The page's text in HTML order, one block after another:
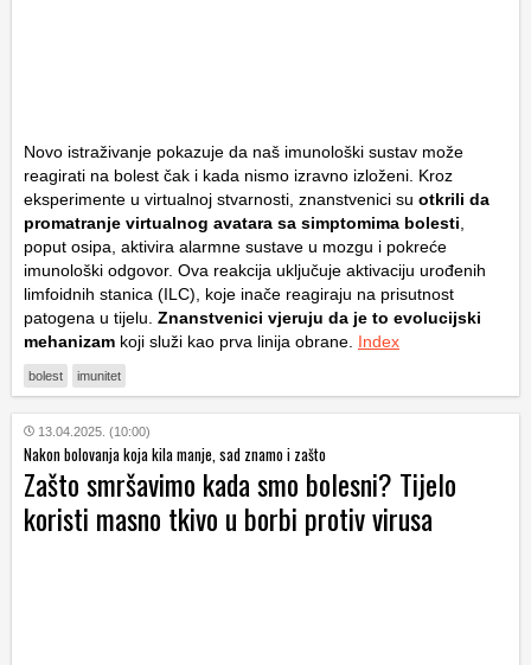
Novo istraživanje pokazuje da naš imunološki sustav može
reagirati na bolest čak i kada nismo izravno izloženi. Kroz
eksperimente u virtualnoj stvarnosti, znanstvenici su otkrili da
promatranje virtualnog avatara sa simptomima bolesti,
poput osipa, aktivira alarmne sustave u mozgu i pokreće
imunološki odgovor. Ova reakcija uključuje aktivaciju urođenih
limfoidnih stanica (ILC), koje inače reagiraju na prisutnost
patogena u tijelu. Znanstvenici vjeruju da je to evolucijski
mehanizam koji služi kao prva linija obrane. Index
bolest imunitet
13.04.2025. (10:00)
Nakon bolovanja koja kila manje, sad znamo i zašto
Zašto smršavimo kada smo bolesni? Tijelo
koristi masno tkivo u borbi protiv virusa